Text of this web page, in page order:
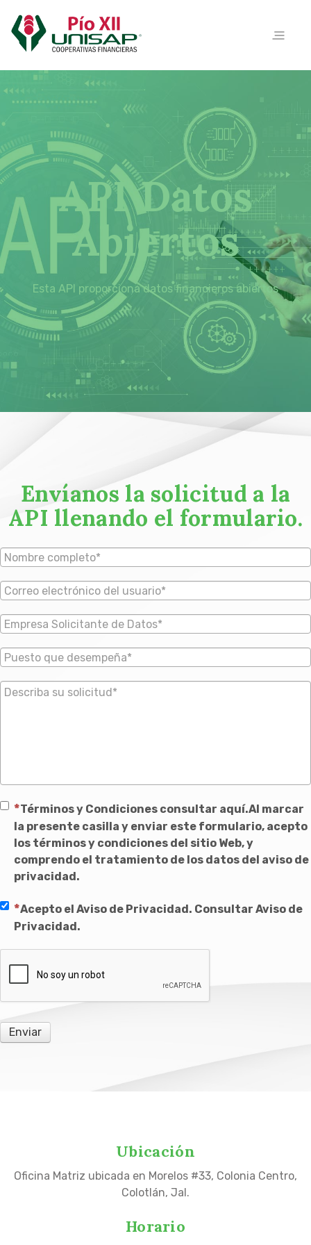
API Datos
Abiertos
Esta API proporciona datos financieros abiertos
Envíanos la solicitud a la
API llenando el formulario.
Términos y Condiciones consultar aquí.Al marcar
la presente casilla y enviar este formulario, acepto
los términos y condiciones del sitio Web, y
comprendo el tratamiento de los datos del aviso de
privacidad.
Acepto el Aviso de Privacidad. Consultar Aviso de
Privacidad.
Enviar
Ubicación
Oficina Matriz ubicada en Morelos #33, Colonia Centro,
Colotlán, Jal.
Horario